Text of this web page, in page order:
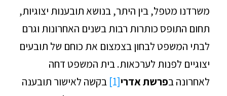
משרדנו מטפל, בין היתר, בנושא תובענות יצוגיות,
תחום התופס כותרות רבות בשנים האחרונות וגרם
לבתי המשפט לבחון בצמצום את כוחם של תובעים
יצוגיים לפנות לערכאות. בית המשפט דחה
לאחרונה בפרשת אדרי[1]
בקשה לאישור תובענה